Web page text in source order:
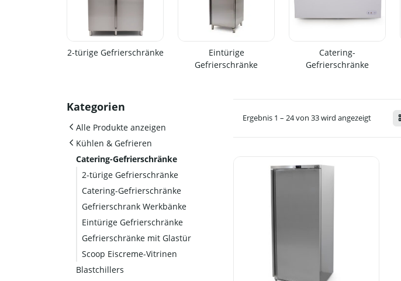
2-türige Gefrierschränke
Eintürige
Gefrierschränke
Catering-
Gefrierschränke
Kategorien
Alle Produkte anzeigen
Kühlen & Gefrieren
Catering-Gefrierschränke
2-türige Gefrierschränke
Catering-Gefrierschränke
Gefrierschrank Werkbänke
Eintürige Gefrierschränke
Gefrierschränke mit Glastür
Scoop Eiscreme-Vitrinen
Blastchillers
Ergebnis 1 – 24 von 33 wird angezeigt